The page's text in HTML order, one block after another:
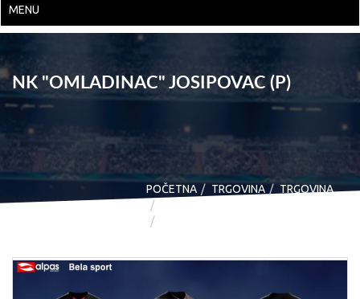
MENU
NK "OMLADINAC" JOSIPOVAC (P)
POČETNA TRGOVINA
TRGOVINA